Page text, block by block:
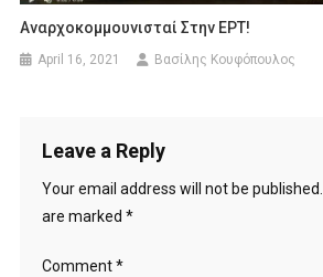
Αναρχοκομμουνισταί Στην ΕΡΤ!
April 16, 2021 Βασίλης Κουφόπουλος
Leave a Reply
Your email address will not be published.
are marked *
Comment*